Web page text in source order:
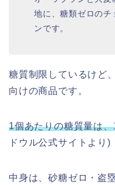
地に、糖類ゼロのチ
ンです。
糖質制限しているけど
向けの商品です。
1個あたりの糖質量は
ドウル公式サイトより)
中身は、砂糖ゼロ・盗